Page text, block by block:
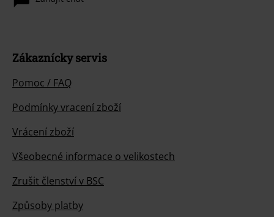
Zákaznícky servis
Pomoc / FAQ
Podmínky vracení zboží
Vrácení zboží
Všeobecné informace o velikostech
Zrušit členství v BSC
Způsoby platby